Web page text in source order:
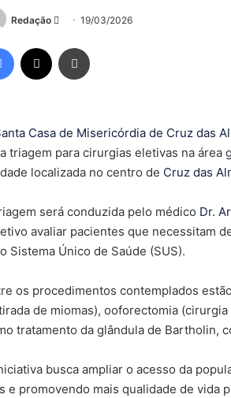
Redação
Mande
e-
mail
19/03/2026
Facebook
Casa de Misericórdia de Cruz das
triagem para cirurgias eletivas na área
localizada no centro de Cruz das
será conduzida pelo médico Dr.
avaliar pacientes que necessitam
Sistema Único de Saúde (SUS).
os procedimentos contemplados
de miomas), ooforectomia
tratamento da glândula de Bartholin,
busca ampliar o acesso da
e promovendo mais qualidade de vida